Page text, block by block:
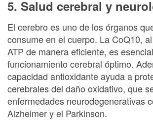
5. Salud cerebral y
El cerebro es uno de los órganos
consume en el cuerpo. La CoQ10,
ATP de manera eficiente, es
funcionamiento cerebral óptimo.
capacidad antioxidante ayuda a
cerebrales del daño oxidativo, que
enfermedades neurodegenerativas
Alzheimer y el Parkinson.